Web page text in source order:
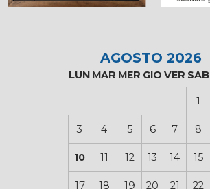
AGOSTO 2026
LUN MAR MER GIO VER SAB
1
3 4 5 6 7 8
10 11 12 13 14 15
17 18 19 20 21 22